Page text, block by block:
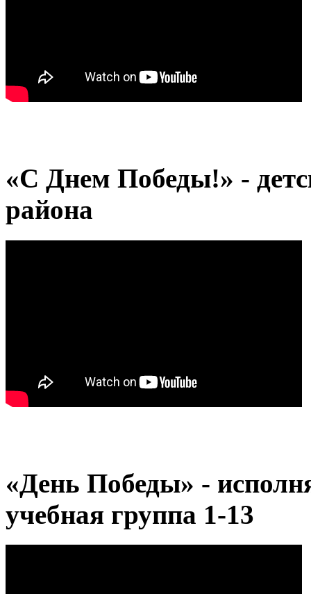
«С Днем Победы!» -
района
«День Победы» -
учебная группа 1-13